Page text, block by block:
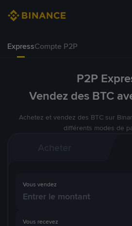
ExpressCompte P2P
P2P
Vendez des BTC
Achetez et vendez des BTC sur
différents modes de
Vous recevez
Vous vendez